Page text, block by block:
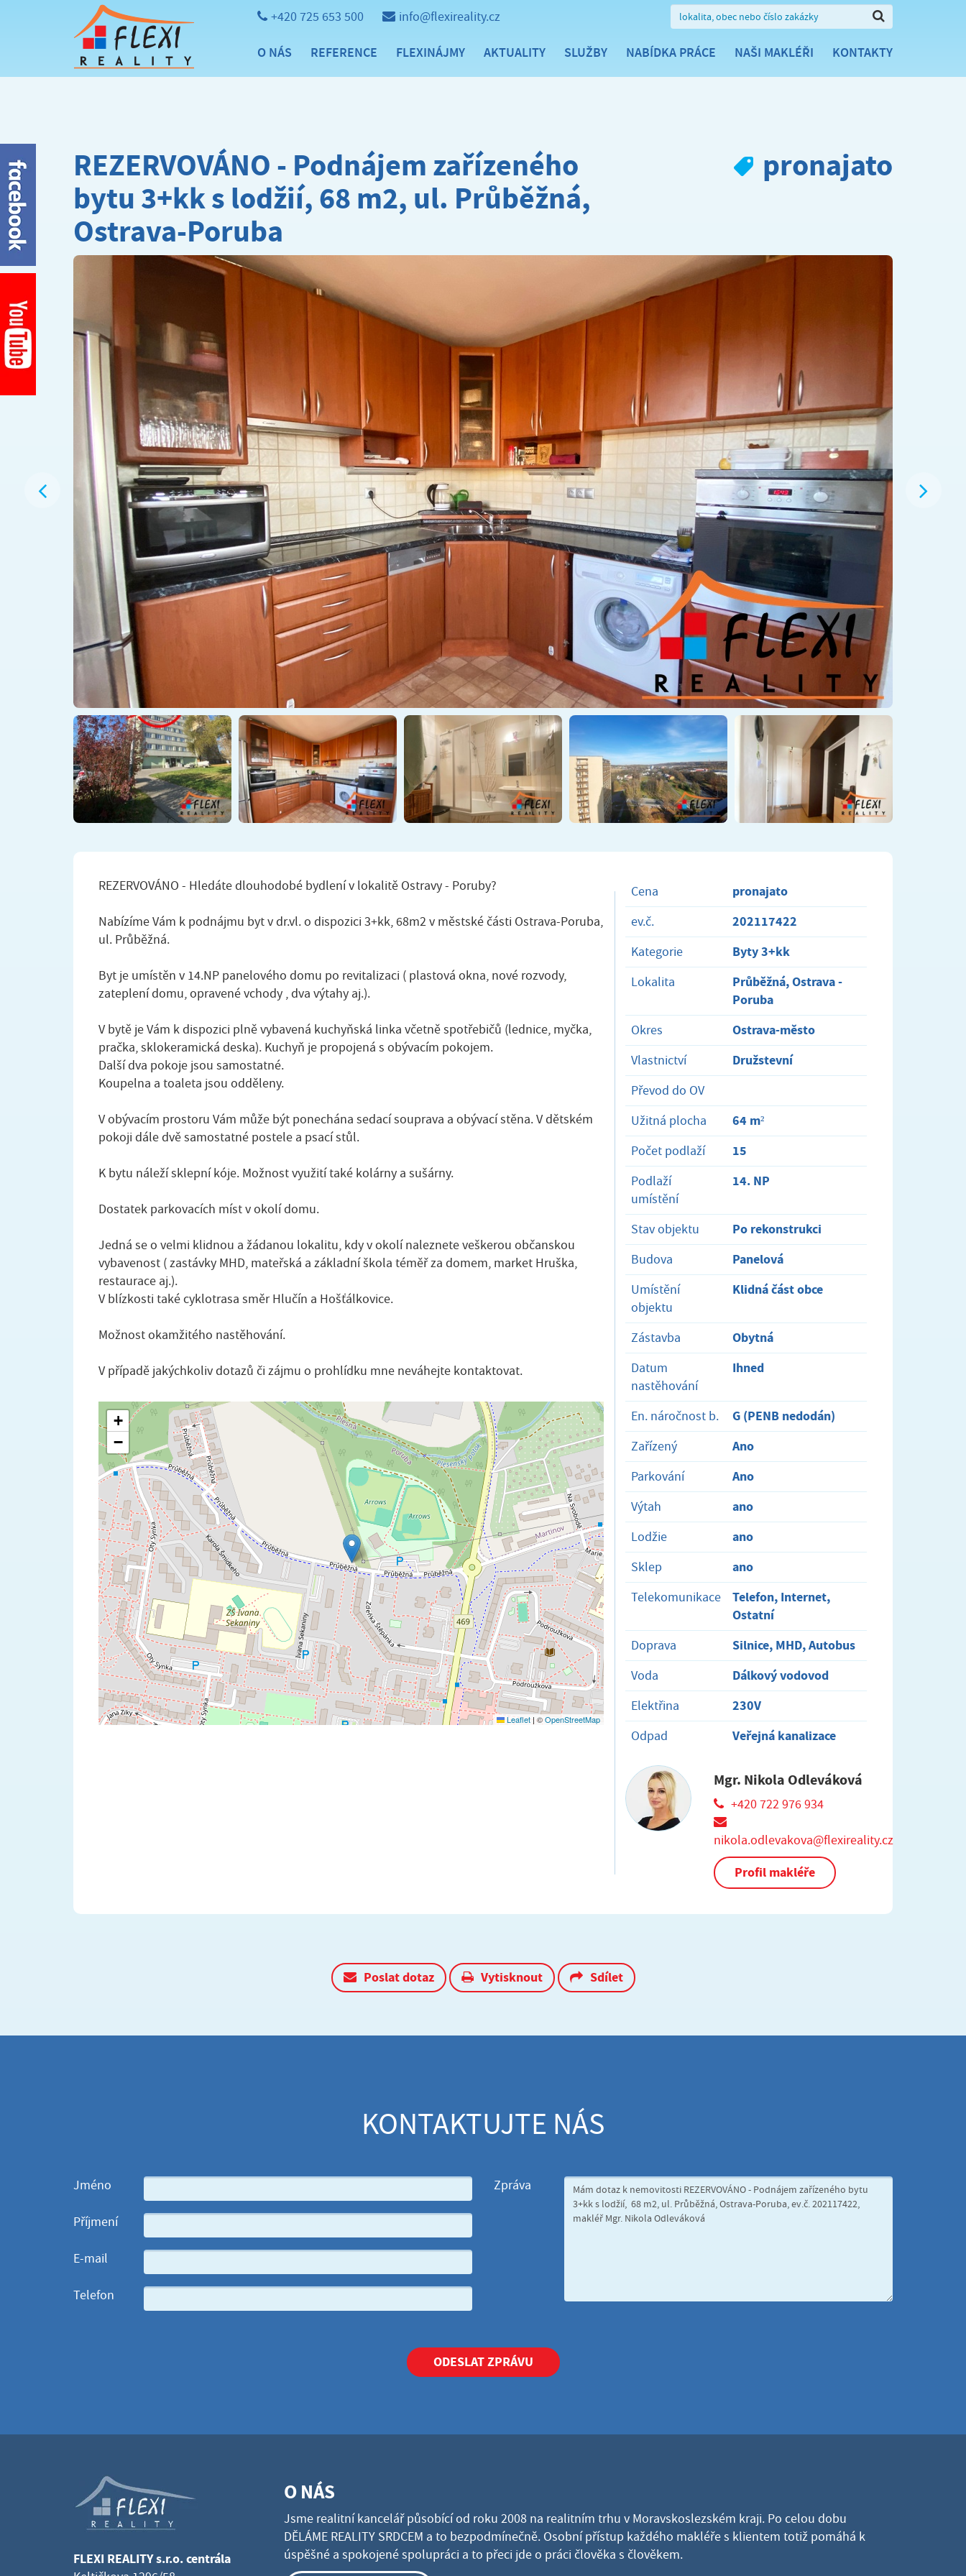
+420 725 653 500 info@flexireality.cz
O NÁS REFERENCE FLEXINÁJMY AKTUALITY SLUŽBY NABÍDKA PRÁCE NAŠI MAKLÉŘI KONTAKTY
REZERVOVÁNO - Podnájem zařízeného
bytu 3+kk s lodžií, 68 m2, ul. Průběžná,
Ostrava-Poruba
pronajato
REZERVOVÁNO - Hledáte dlouhodobé bydlení v lokalitě Ostravy - Poruby?
Nabízíme Vám k podnájmu byt v dr.vl. o dispozici 3+kk, 68m2 v městské části Ostrava-Poruba,
ul. Průběžná.
Byt je umístěn v 14.NP panelového domu po revitalizaci ( plastová okna, nové rozvody,
zateplení domu, opravené vchody , dva výtahy aj.).
V bytě je Vám k dispozici plně vybavená kuchyňská linka včetně spotřebičů (lednice, myčka,
pračka, sklokeramická deska). Kuchyň je propojená s obývacím pokojem.
Další dva pokoje jsou samostatné.
Koupelna a toaleta jsou odděleny.
V obývacím prostoru Vám může být ponechána sedací souprava a obývací stěna. V dětském
pokoji dále dvě samostatné postele a psací stůl.
K bytu náleží sklepní kóje. Možnost využití také kolárny a sušárny.
Dostatek parkovacích míst v okolí domu.
Jedná se o velmi klidnou a žádanou lokalitu, kdy v okolí naleznete veškerou občanskou
vybavenost ( zastávky MHD, mateřská a základní škola téměř za domem, market Hruška,
restaurace aj.).
V blízkosti také cyklotrasa směr Hlučín a Hošťálkovice.
Možnost okamžitého nastěhování.
V případě jakýchkoliv dotazů či zájmu o prohlídku mne neváhejte kontaktovat.
+
−
Leaflet | ©OpenStreetMap
Cena pronajato
ev.č. 202117422
Kategorie Byty 3+kk
Lokalita
Průběžná, Ostrava -
Poruba
Okres Ostrava-město
Vlastnictví Družstevní
Převod do OV
Užitná plocha
64 m²
Počet podlaží 15
Podlaží
umístění
14. NP
Stav objektu Po rekonstrukci
Budova Panelová
Umístění
objektu
Klidná část obce
Zástavba Obytná
Datum
nastěhování
Ihned
En. náročnost b. G (PENB nedodán)
Zařízený Ano
Parkování Ano
Výtah ano
Lodžie ano
Sklep ano
Telekomunikace
Telefon, Internet,
Ostatní
Doprava Silnice, MHD, Autobus
Voda Dálkový vodovod
Elektřina 230V
Odpad Veřejná kanalizace
Mgr. Nikola Odleváková
+420 722 976 934
nikola.odlevakova@flexireality.cz
Profil makléře
Poslat dotaz Vytisknout Sdílet
KONTAKTUJTE NÁS
Jméno
Příjmení
E-mail
Telefon
Zpráva
ODESLAT ZPRÁVU
FLEXI REALITY s.r.o. centrála
O NÁS
Jsme realitní kancelář působící od roku 2008 na realitním trhu v Moravskoslezském kraji. Po celou dobu
DĚLÁME REALITY SRDCEM a to bezpodmínečně. Osobní přístup každého makléře s klientem totiž pomáhá k
úspěšné a spokojené spolupráci a to přeci jde o práci člověka s člověkem.